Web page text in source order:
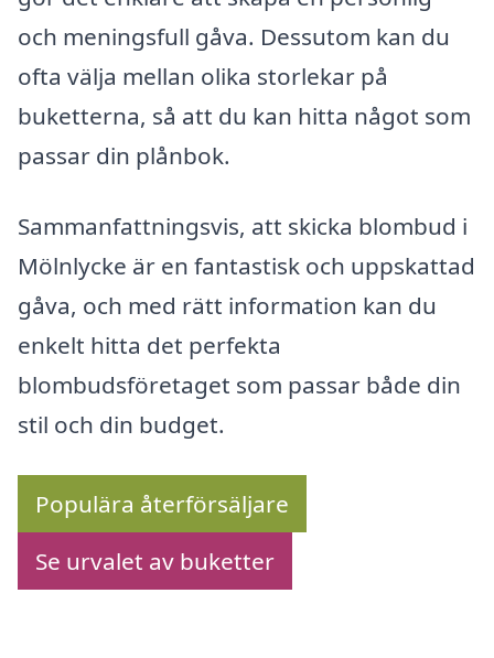
och meningsfull gåva. Dessutom kan du
ofta välja mellan olika storlekar på
buketterna, så att du kan hitta något som
passar din plånbok.
Sammanfattningsvis, att skicka blombud i
Mölnlycke är en fantastisk och uppskattad
gåva, och med rätt information kan du
enkelt hitta det perfekta
blombudsföretaget som passar både din
stil och din budget.
Populära återförsäljare
Se urvalet av buketter